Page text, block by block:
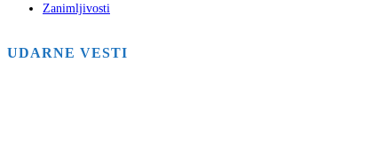
Zanimljivosti
UDARNE VESTI